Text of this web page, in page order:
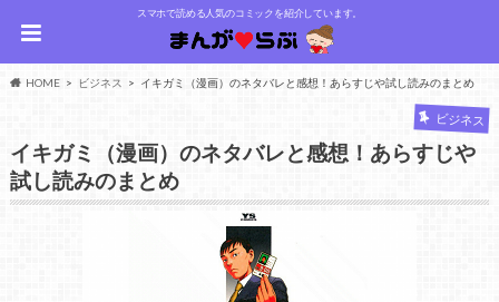
スマホで読める人気のコミックを紹介しています。
HOME ビジネス イキガミ（漫画）のネタバレと感想！あらすじや試し読みのまとめ
ビジネス
イキガミ（漫画）のネタバレと感想！あらすじや
試し読みのまとめ